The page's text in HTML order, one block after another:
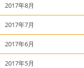
2017年8月
2017年7月
2017年6月
2017年5月